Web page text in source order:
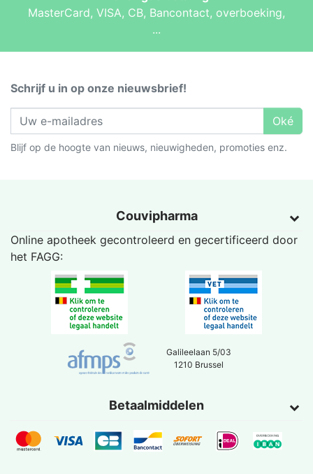
MasterCard, VISA, CB, Bancontact, overboeking,
...
Schrijf u in op onze nieuwsbrief!
Oké
Blijf op de hoogte van nieuws, nieuwigheden, promoties enz.
Couvipharma
Online apotheek gecontroleerd en gecertificeerd door
het FAGG:
Galileelaan 5/03
1210 Brussel
Betaalmiddelen